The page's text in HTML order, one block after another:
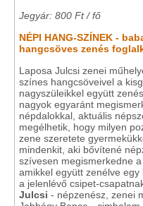
Jegyár: 800 Ft / fő
NÉPI HANG-SZÍNEK -
hangcsöves zenés
Laposa Julcsi zenei
színes hangcsöveivel a
nagyszüleikkel együtt
nagyok egyaránt
népdalokkal, aktuális
megélhetik, hogy milyen
zene szeretete
mindenkit, aki bővítené
szívesen megismerkedne
amikkel együtt zenélve
a jelenlévő csipet-
Julcsi - népzenész, zenei